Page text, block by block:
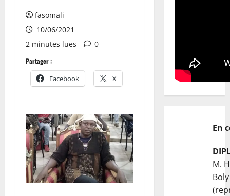
fasomali
10/06/2021
2 minutes lues
0
Partager :
Facebook X
En
M.
Boly